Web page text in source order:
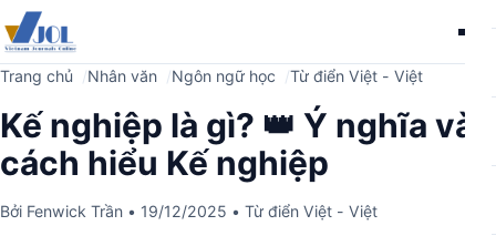
Trang chủ Nhân văn Ngôn ngữ học Từ điển Việt - Việt
Kế nghiệp là gì? 👑 Ý nghĩa và
cách hiểu Kế nghiệp
Bởi Fenwick Trần • 19/12/2025 • Từ điển Việt - Việt